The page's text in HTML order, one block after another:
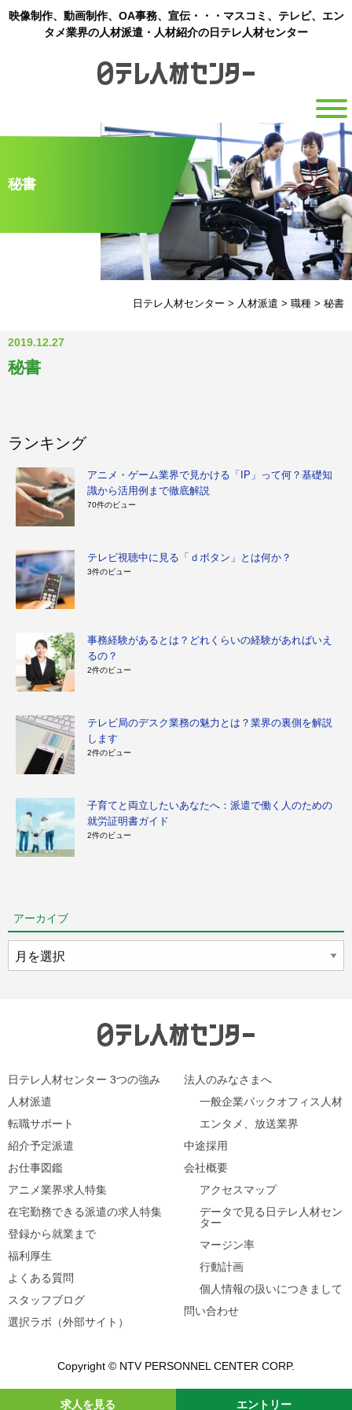
映像制作、動画制作、OA事務、宣伝・・・マスコミ、テレビ、エン
タメ業界の人材派遣・人材紹介の日テレ人材センター
秘書
日テレ人材センター > 人材派遣 > 職種 > 秘書
2019.12.27
秘書
ランキング
アニメ・ゲーム業界で見かける「IP」って何？基礎知
識から活用例まで徹底解説
70件のビュー
テレビ視聴中に見る「ｄボタン」とは何か？
3件のビュー
事務経験があるとは？どれくらいの経験があればいえ
るの？
2件のビュー
テレビ局のデスク業務の魅力とは？業界の裏側を解説
します
2件のビュー
子育てと両立したいあなたへ：派遣で働く人のための
就労証明書ガイド
2件のビュー
アーカイブ
ー
日テレ人材センター 3つの強み
人材派遣
転職サポート
紹介予定派遣
お仕事図鑑
アニメ業界求人特集
在宅勤務できる派遣の求人特集
登録から就業まで
福利厚生
よくある質問
スタッフブログ
選択ラボ（外部サイト）
法人のみなさまへ
一般企業バックオフィス人材
エンタメ、放送業界
中途採用
会社概要
アクセスマップ
データで見る日テレ人材セン
ター
マージン率
行動計画
個人情報の扱いにつきまして
問い合わせ
Copyright © NTV PERSONNEL CENTER CORP.
求人を見る エントリー